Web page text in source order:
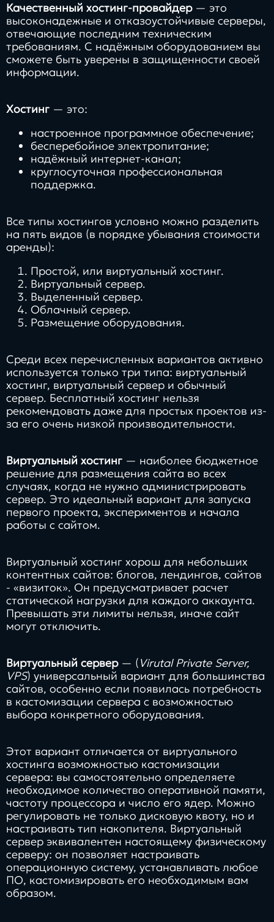
Качественный хостинг-провайдер — это
высоконадежные и отказоустойчивые серверы,
отвечающие последним техническим
требованиям. С надёжным оборудованием вы
сможете быть уверены в защищенности своей
информации.
Хостинг — это:
настроенное программное обеспечение;
бесперебойное электропитание;
надёжный интернет-канал;
круглосуточная профессиональная
поддержка.
Все типы хостингов условно можно разделить
на пять видов (в порядке убывания стоимости
аренды):
Простой, или виртуальный хостинг.
Виртуальный сервер.
Выделенный сервер.
Облачный сервер.
Размещение оборудования.
Среди всех перечисленных вариантов активно
используется только три типа: виртуальный
хостинг, виртуальный сервер и обычный
сервер. Бесплатный хостинг нельзя
рекомендовать даже для простых проектов из-
за его очень низкой производительности.
Виртуальный хостинг — наиболее бюджетное
решение для размещения сайта во всех
случаях, когда не нужно администрировать
сервер. Это идеальный вариант для запуска
первого проекта, экспериментов и начала
работы с сайтом.
Виртуальный хостинг хорош для небольших
контентных сайтов: блогов, лендингов, сайтов
- «визиток». Он предусматривает расчет
статической нагрузки для каждого аккаунта.
Превышать эти лимиты нельзя, иначе сайт
могут отключить.
Виртуальный сервер— (Virutal Private Server,
VPS) универсальный вариант для большинства
сайтов, особенно если появилась потребность
в кастомизации сервера с возможностью
выбора конкретного оборудования.
Этот вариант отличается от виртуального
хостинга возможностью кастомизации
сервера: вы самостоятельно определяете
необходимое количество оперативной памяти,
частоту процессора и число его ядер. Можно
регулировать не только дисковую квоту, но и
настраивать тип накопителя. Виртуальный
сервер эквивалентен настоящему физическому
серверу: он позволяет настраивать
операционную систему, устанавливать любое
ПО, кастомизировать его необходимым вам
образом.